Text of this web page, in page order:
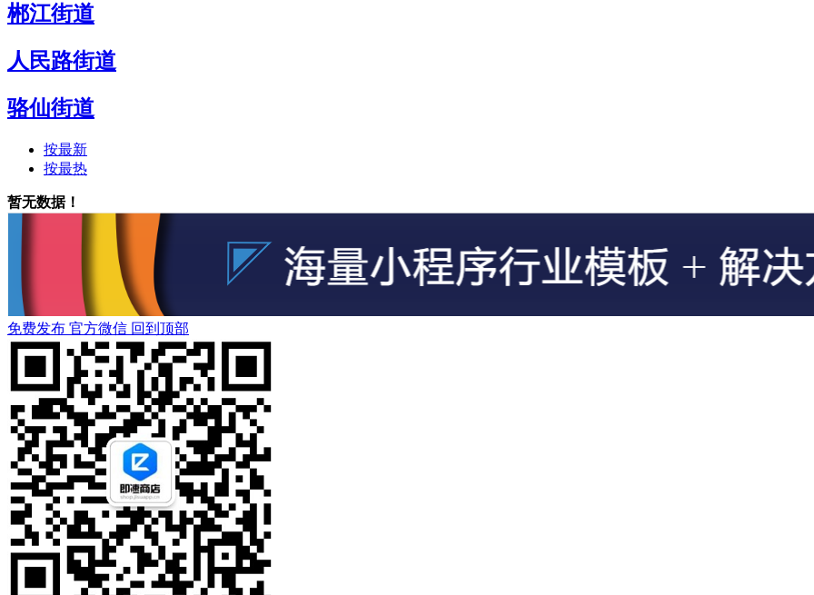
郴江街道
人民路街道
骆仙街道
按最新
按最热
暂无数据！
免费发布 官方微信 回到顶部